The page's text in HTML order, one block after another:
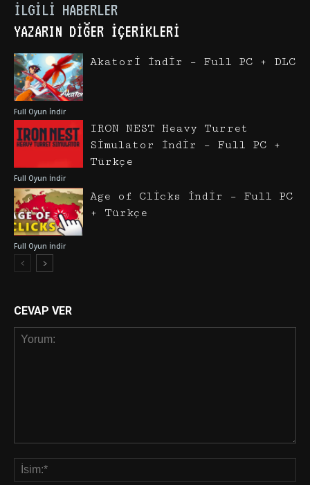
İLGILI HABERLER
YAZARIN DIĞER İÇERIKLERI
Full Oyun İndir
Akatori İndir – Full PC + DLC
Full Oyun İndir
IRON NEST Heavy Turret
Simulator İndir – Full PC +
Türkçe
Full Oyun İndir
Age of Clicks İndir – Full PC
+ Türkçe
CEVAP VER